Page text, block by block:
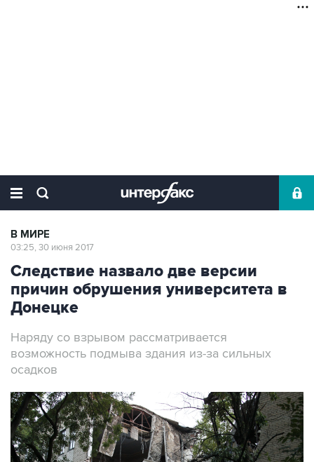
В МИРЕ
03:25, 30 июня 2017
Следствие назвало две версии
причин обрушения университета в
Донецке
Наряду со взрывом рассматривается
возможность подмыва здания из-за сильных
осадков